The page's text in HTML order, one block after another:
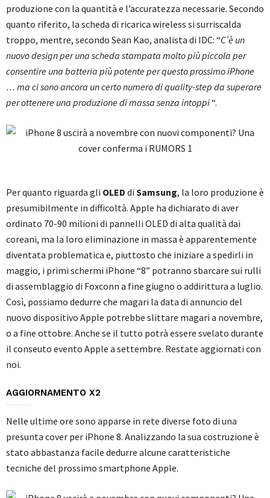
produzione con la quantità e l’accuratezza necessarie. Secondo
quanto riferito, la scheda di ricarica wireless si surriscalda
troppo, mentre, secondo Sean Kao, analista di IDC: “C’è un
nuovo design per una scheda stampata molto più piccola per
consentire una batteria più potente per questo prossimo iPhone
… ma ci sono ancora un certo numero di quality-step da superare
per ottenere una produzione di massa senza intoppi“.
Per quanto riguarda gli OLED di Samsung, la loro produzione è
presumibilmente in difficoltà. Apple ha dichiarato di aver
ordinato 70-90 milioni di pannelli OLED di alta qualità dai
coreani, ma la loro eliminazione in massa è apparentemente
diventata problematica e, piuttosto che iniziare a spedirli in
maggio, i primi schermi iPhone “8” potranno sbarcare sui rulli
di assemblaggio di Foxconn a fine giugno o addirittura a luglio.
Così, possiamo dedurre che magari la data di annuncio del
nuovo dispositivo Apple potrebbe slittare magari a novembre,
o a fine ottobre. Anche se il tutto potrà essere svelato durante
il conseuto evento Apple a settembre. Restate aggiornati con
noi.
AGGIORNAMENTO X2
Nelle ultime ore sono apparse in rete diverse foto di una
presunta cover per iPhone 8. Analizzando la sua costruzione è
stato abbastanza facile dedurre alcune caratteristiche
tecniche del prossimo smartphone Apple.